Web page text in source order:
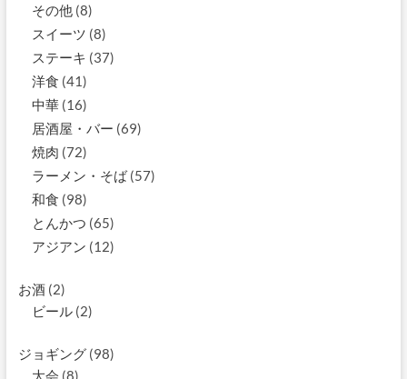
その他(8)
スイーツ (8)
ステーキ (37)
洋食 (41)
中華(16)
居酒屋・バー (69)
焼肉 (72)
ラーメン・そば(57)
和食 (98)
とんかつ (65)
アジアン (12)
お酒(2)
ビール(2)
ジョギング(98)
大会 (8)